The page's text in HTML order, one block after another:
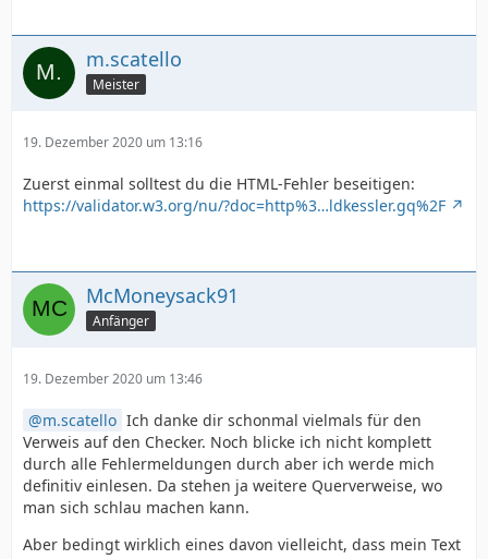
m.scatello
Meister
19. Dezember 2020 um 13:16
Zuerst einmal solltest du die HTML-Fehler beseitigen:
https://validator.w3.org/nu/?doc=http%3…ldkessler.gq%2F
McMoneysack91
Anfänger
19. Dezember 2020 um 13:46
m.scatello Ich danke dir schonmal vielmals für den
Verweis auf den Checker. Noch blicke ich nicht komplett
durch alle Fehlermeldungen durch aber ich werde mich
definitiv einlesen. Da stehen ja weitere Querverweise, wo
man sich schlau machen kann.
Aber bedingt wirklich eines davon vielleicht, dass mein Text